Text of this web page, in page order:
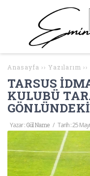
Anasayfa ›› Yazılarım ››
TARSUS
KULUBÜ
Yazar :Gül Name / Tarih :25